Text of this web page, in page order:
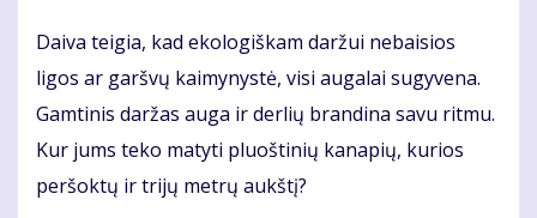
Daiva teigia, kad ekologiškam daržui nebaisios
ligos ar garšvų kaimynystė, visi augalai sugyvena.
Gamtinis daržas auga ir derlių brandina savu ritmu.
Kur jums teko matyti pluoštinių kanapių, kurios
peršoktų ir trijų metrų aukštį?